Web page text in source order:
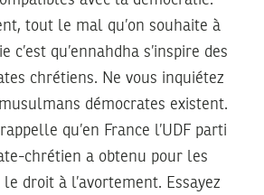
tout le mal qu’on souhaite à
c’est qu’ennahdha s’inspire des
chrétiens. Ne vous inquiétez
démocrates existent.
qu’en France l’UDF parti
chrétien a obtenu pour les
droit à l’avortement. Essayez